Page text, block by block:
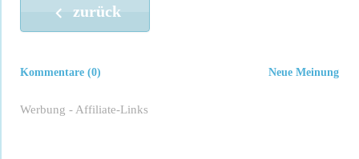
zurück
Neue Meinung
Kommentare (0)
Werbung - Affiliate-Links